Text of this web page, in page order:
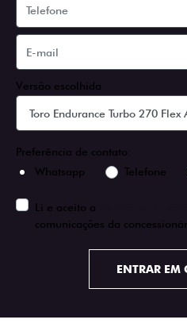
Versão escolhida
Preferência de contato:
Whatsapp
Telefone
Li e aceito a
comunicações da
ENTRAR EM